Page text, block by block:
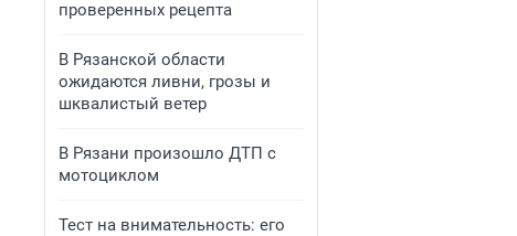
проверенных рецепта
В Рязанской области
ожидаются ливни, грозы и
шквалистый ветер
В Рязани произошло ДТП с
мотоциклом
Тест на внимательность: его